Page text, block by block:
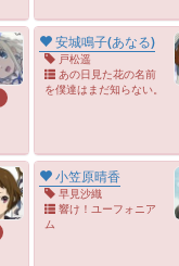
安城鳴子(あなる)
戸松遥
あの日見た花の名前
を僕達はまだ知らない。
小笠原晴香
早見沙織
響け！ユーフォニア
ム